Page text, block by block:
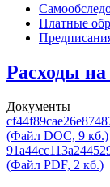
Платные
Расходы
Документы
(Файл DOC, 9 кб.)
(Файл PDF, 2 кб.)